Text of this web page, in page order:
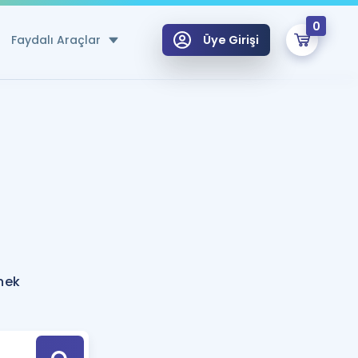
Faydalı Araçlar
Hesaplama Aracı
için Öneriler
Tek Takvimde
Üye Girişi
0